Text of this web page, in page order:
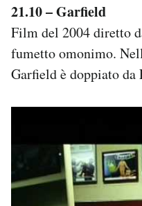
21.10 – Garfield
Film del 2004 diretto
fumetto omonimo.
Garfield è doppiato da